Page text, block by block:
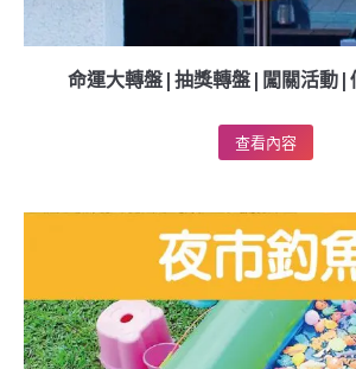
命運大轉盤|抽獎轉盤|闖關活動|
查看內容